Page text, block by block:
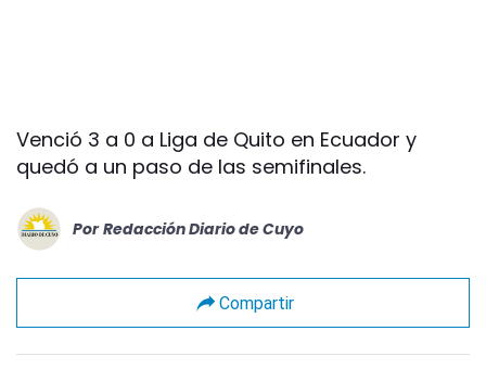
Venció 3 a 0 a Liga de Quito en Ecuador y
quedó a un paso de las semifinales.
Por Redacción Diario de Cuyo
Compartir